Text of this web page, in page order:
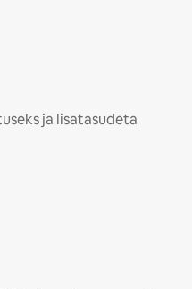
ja lisatasudeta